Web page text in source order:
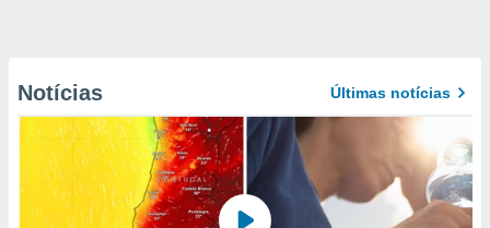
Notícias Últimas notícias